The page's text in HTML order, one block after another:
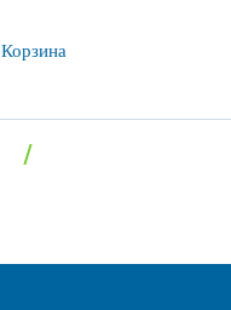
Корзина